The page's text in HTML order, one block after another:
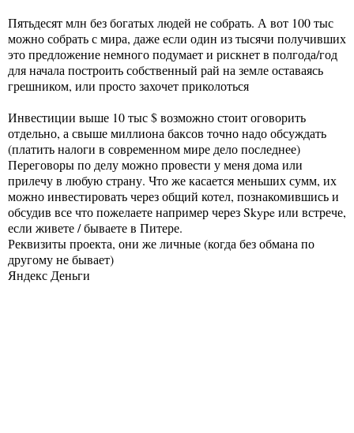
Пятьдесят млн без богатых людей не собрать. А вот 100 тыс
можно собрать с мира, даже если один из тысячи получивших
это предложение немного подумает и рискнет в полгода/год
для начала построить собственный рай на земле оставаясь
грешником, или просто захочет приколоться
Инвестиции выше 10 тыс $ возможно стоит оговорить
отдельно, а свыше миллиона баксов точно надо обсуждать
(платить налоги в современном мире дело последнее)
Переговоры по делу можно провести у меня дома или
прилечу в любую страну. Что же касается меньших сумм, их
можно инвестировать через общий котел, познакомившись и
обсудив все что пожелаете например через Skype или встрече,
если живете / бываете в Питере.
Реквизиты проекта, они же личные (когда без обмана по
другому не бывает)
Яндекс Деньги